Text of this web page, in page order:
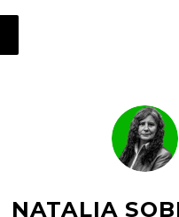
NATALIA